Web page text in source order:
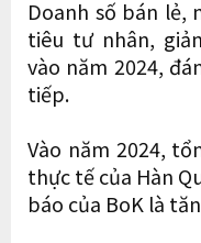
Doanh số bán lẻ,
tiêu tư nhân,
vào năm 2024,
tiếp.
Vào năm 2024,
thực tế của Hàn
báo của BoK là